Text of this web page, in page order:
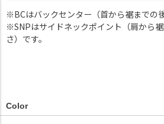
※BCはバックセンター（首から裾までの
※SNPはサイドネックポイント（肩から
さ）です。
Color